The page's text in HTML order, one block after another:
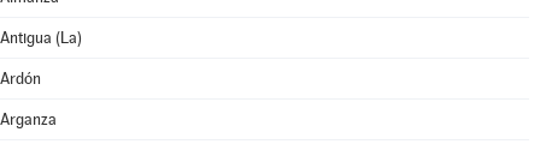
Antigua (La)
Ardón
Arganza